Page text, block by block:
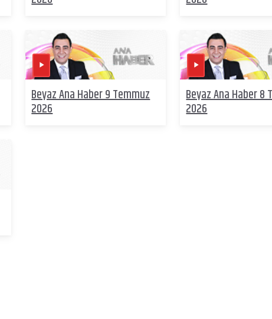
Beyaz Ana Haber 9 Temmuz
2026
Beyaz Ana Haber 8
2026